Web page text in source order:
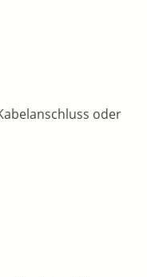
oder